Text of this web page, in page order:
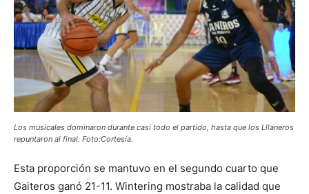
Los musicales dominaron durante casi todo el partido, hasta que los Lllaneros
repuntaron al final. Foto:Cortesía.
Esta proporción se mantuvo en el segundo cuarto que
Gaiteros ganó 21-11. Wintering mostraba la calidad que